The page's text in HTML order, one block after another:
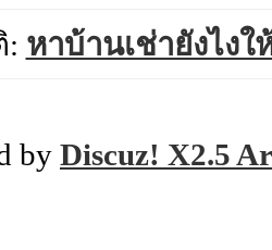
: หาบ้านเช่ายังไง
by Discuz! X2.5